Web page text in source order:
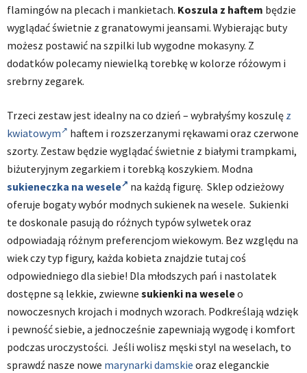
flamingów na plecach i mankietach. Koszula z haftem będzie
wyglądać świetnie z granatowymi jeansami. Wybierając buty
możesz postawić na szpilki lub wygodne mokasyny. Z
dodatków polecamy niewielką torebkę w kolorze różowym i
srebrny zegarek.
Trzeci zestaw jest idealny na co dzień – wybrałyśmy koszulę z
kwiatowym
haftem i rozszerzanymi rękawami oraz czerwone
szorty. Zestaw będzie wyglądać świetnie z białymi trampkami,
biżuteryjnym zegarkiem i torebką koszykiem. Modna
sukieneczka na wesele
na każdą figurę. Sklep odzieżowy
oferuje bogaty wybór modnych sukienek na wesele. Sukienki
te doskonale pasują do różnych typów sylwetek oraz
odpowiadają różnym preferencjom wiekowym. Bez względu na
wiek czy typ figury, każda kobieta znajdzie tutaj coś
odpowiedniego dla siebie! Dla młodszych pań i nastolatek
dostępne są lekkie, zwiewne sukienki na weseleo
nowoczesnych krojach i modnych wzorach. Podkreślają wdzięk
i pewność siebie, a jednocześnie zapewniają wygodę i komfort
podczas uroczystości. Jeśli wolisz męski styl na weselach, to
sprawdź nasze nowe marynarki damskie oraz eleganckie